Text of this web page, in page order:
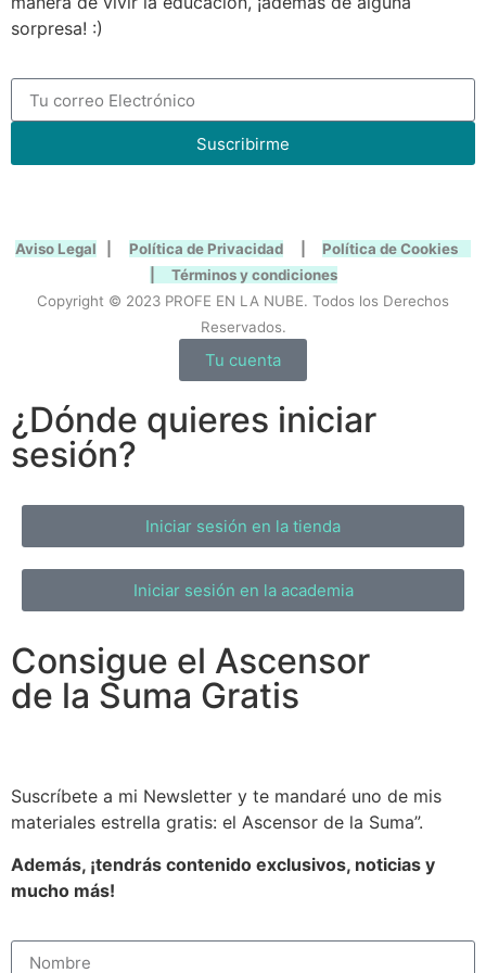
sorpresa! :)
Suscribirme
Aviso Legal Política de Privacidad
Política de Cookies
Términos y condiciones
Copyright © 2023 PROFE EN LA NUBE. Todos los Derechos
Reservados.
Tu cuenta
¿Dónde quieres iniciar
sesión?
Iniciar sesión en la tienda
Iniciar sesión en la academia
Consigue el Ascensor
de la Suma Gratis
Suscríbete a mi Newsletter y te mandaré uno de mis
materiales estrella gratis: el Ascensor de la Suma”.
Además, ¡tendrás contenido exclusivos, noticias y
mucho más!